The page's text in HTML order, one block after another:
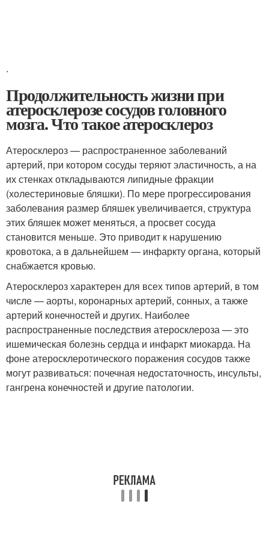
.
Продолжительность жизни при
атеросклерозе сосудов головного
мозга. Что такое атеросклероз
Атеросклероз — распространенное заболеваний
артерий, при котором сосуды теряют эластичность, а на
их стенках откладываются липидные фракции
(холестериновые бляшки). По мере прогрессирования
заболевания размер бляшек увеличивается, структура
этих бляшек может меняться, а просвет сосуда
становится меньше. Это приводит к нарушению
кровотока, а в дальнейшем — инфаркту органа, который
снабжается кровью.
Атеросклероз характерен для всех типов артерий, в том
числе — аорты, коронарных артерий, сонных, а также
артерий конечностей и других. Наиболее
распространенные последствия атеросклероза — это
ишемическая болезнь сердца и инфаркт миокарда. На
фоне атеросклеротического поражения сосудов также
могут развиваться: почечная недостаточность, инсульты,
гангрена конечностей и другие патологии.